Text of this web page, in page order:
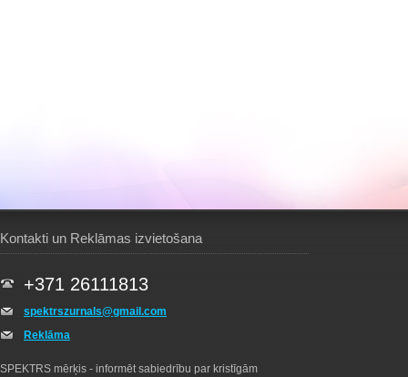
Kontakti un Reklāmas izvietošana
+371 26111813
spektrszurnals@gmail.com
Reklāma
SPEKTRS mērķis - informēt sabiedrību par kristīgām